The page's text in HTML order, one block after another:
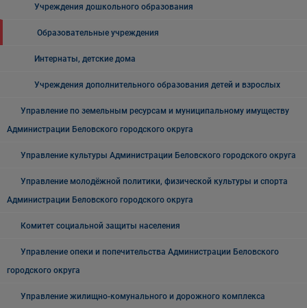
Учреждения дошкольного образования
Образовательные учреждения
Интернаты, детские дома
Учреждения дополнительного образования детей и взрослых
Управление по земельным ресурсам и муниципальному имуществу
Администрации Беловского городского округа
Управление культуры Администрации Беловского городского округа
Управление молодёжной политики, физической культуры и спорта
Администрации Беловского городского округа
Комитет социальной защиты населения
Управление опеки и попечительства Администрации Беловского
городского округа
Управление жилищно-комунального и дорожного комплекса